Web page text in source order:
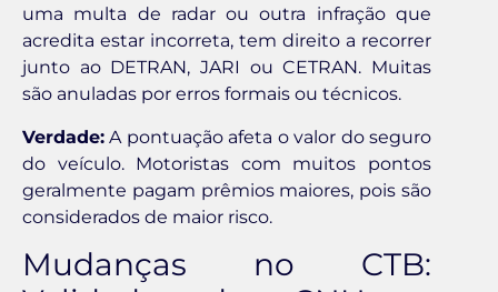
uma multa de radar ou outra infração que
acredita estar incorreta, tem direito a recorrer
junto ao DETRAN, JARI ou CETRAN. Muitas
são anuladas por erros formais ou técnicos.
Verdade: A pontuação afeta o valor do seguro
do veículo. Motoristas com muitos pontos
geralmente pagam prêmios maiores, pois são
considerados de maior risco.
Mudanças no CTB: